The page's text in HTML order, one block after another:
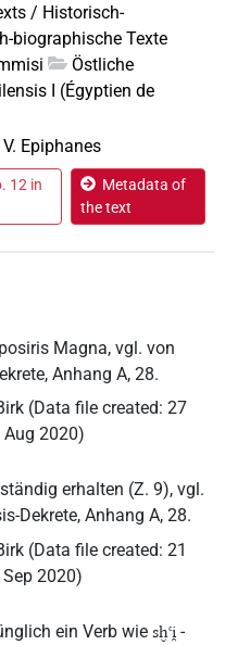
/ Historisch-
biographische Texte
Östliche
I (Égyptien de
Epiphanes
12 in
Metadata of
the text
Magna, vgl. von
Anhang A, 28.
(Data file created: 27
Aug 2020)
erhalten (Z. 9), vgl.
Dekrete, Anhang A, 28.
(Data file created: 21
2020)
ein Verb wie sḫꜥi̯ -